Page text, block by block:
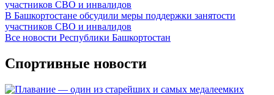
В Башкортостане обсудили меры поддержки занятости
участников СВО и инвалидов
Все новости Республики Башкортостан
Спортивные новости